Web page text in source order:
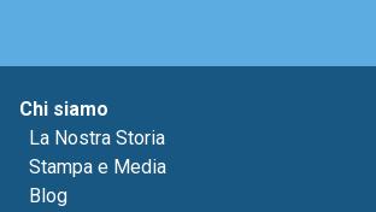
Chi siamo
La Nostra Storia
Stampa e Media
Blog